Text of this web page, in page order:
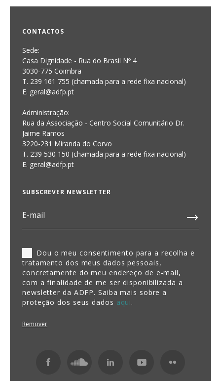
CONTACTOS
Sede:
Casa Dignidade - Rua do Brasil Nº 4
3030-775 Coimbra
T. 239 161 755 (chamada para a rede fixa nacional)
E. geral@adfp.pt
Administração:
Rua da Associação - Centro Social Comunitário Dr.
Jaime Ramos
3220-231 Miranda do Corvo
T. 239 530 150 (chamada para a rede fixa nacional)
E. geral@adfp.pt
SUBSCREVER NEWSLETTER
Dou o meu consentimento para a recolha e
tratamento dos meus dados pessoais,
concretamente do meu endereço de e-mail,
com a finalidade de me ser disponibilizada a
newsletter da ADFP. Saiba mais sobre a
proteção dos seus dados aqui.
Remover